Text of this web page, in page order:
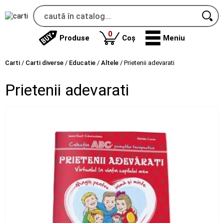
Produse 0produse
Coș Meniu
Carti / Carti diverse / Educatie / Altele / Prietenii adevarati
Prietenii adevarati